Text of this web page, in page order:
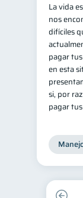
La vida
nos
difíciles
pagar
en esta
si, por
pagar